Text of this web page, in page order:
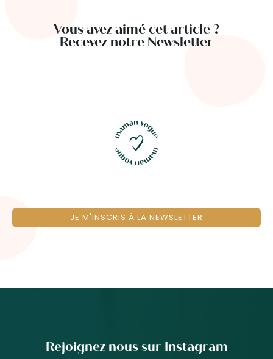
Vous avez aimé cet article ?
Recevez notre Newsletter
JE M'INSCRIS À LA NEWSLETTER
Rejoignez nous sur Instagram